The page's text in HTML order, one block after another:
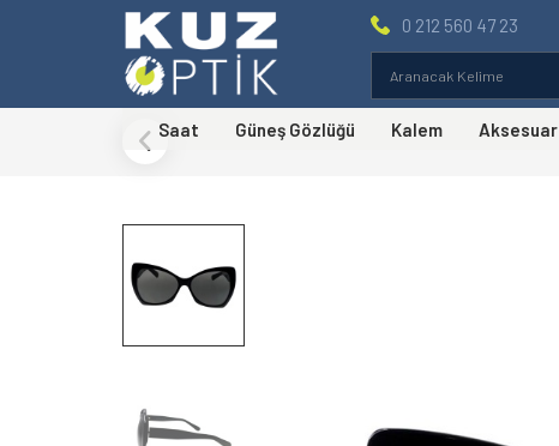
0 212 560 47 23
Saat Güneş Gözlüğü Kalem Aksesuar